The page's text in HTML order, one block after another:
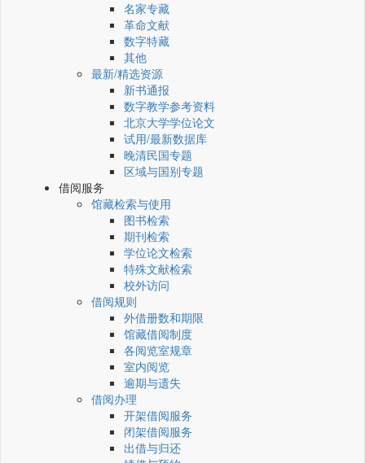
名家专藏
革命文献
数字特藏
其他
最新/精选资源
新书通报
数字教学参考资料
北京大学学位论文
试用/最新数据库
晚清民国专题
区域与国别专题
借阅服务
馆藏检索与使用
图书检索
期刊检索
学位论文检索
特殊文献检索
校外访问
借阅规则
外借册数和期限
馆藏借阅制度
各阅览室规章
室内阅览
逾期与遗失
借阅办理
开架借阅服务
闭架借阅服务
出借与归还